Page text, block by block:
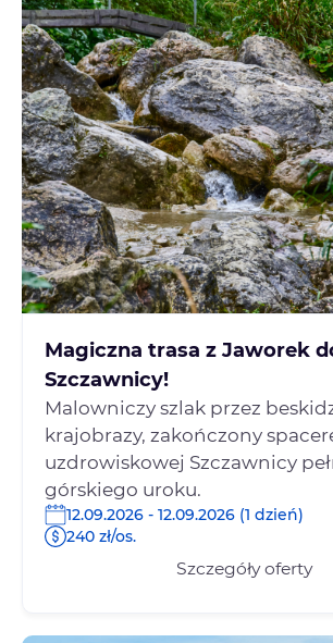
Magiczna trasa z Jaworek
Szczawnicy!
Malowniczy szlak przez
krajobrazy, zakończony
uzdrowiskowej Szczawnicy
górskiego uroku.
12.09.2026 - 12.09.2026 (1 dzień)
240 zł/os.
Szczegóły oferty